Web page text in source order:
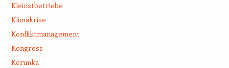
Kleinstbetriebe
Klimakrise
Konfliktmanagement
Kongress
Korunka